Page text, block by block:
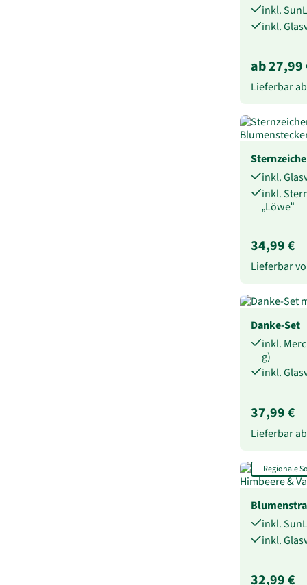
inkl.
inkl.
ab 27,99
Lieferbar ab
inkl.
inkl.
„Löwe“
34,99 €
Lieferbar
Danke-Set
inkl.
g)
inkl.
37,99 €
Lieferbar ab
Regionale
inkl.
inkl.
32,99 €